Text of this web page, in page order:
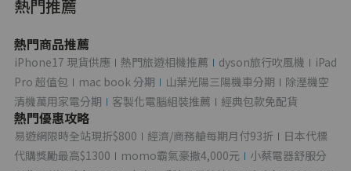
熱門推薦
熱門商品推薦
iPhone17 現貨供應 熱門旅遊相機推薦 dyson旅行吹風機
iPad
Pro 超值包
mac book 分期 山葉光陽三陽機車分期
除溼機空
清機萬用家電分期
客製化電腦組裝推薦 經典包款免配貨
熱門優惠攻略
易遊網限時全站現折$800 經濟/商務艙每期月付93折
日本代標
代購獎勵最高$1300
momo霸氣豪撒4,000元
小蔡電器舒服分